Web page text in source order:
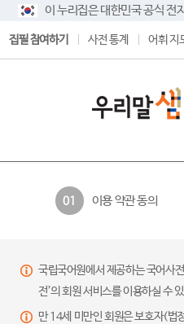
이 누리집은 대한민국 공식 전
집필 참여하기 사전 통계 어휘 지
01 이용 약관 동의
국립국어원에서 제공하는 국어사
전’의 회원 서비스를 이용하실 수
만 14세 미만인 회원은 보호자(법